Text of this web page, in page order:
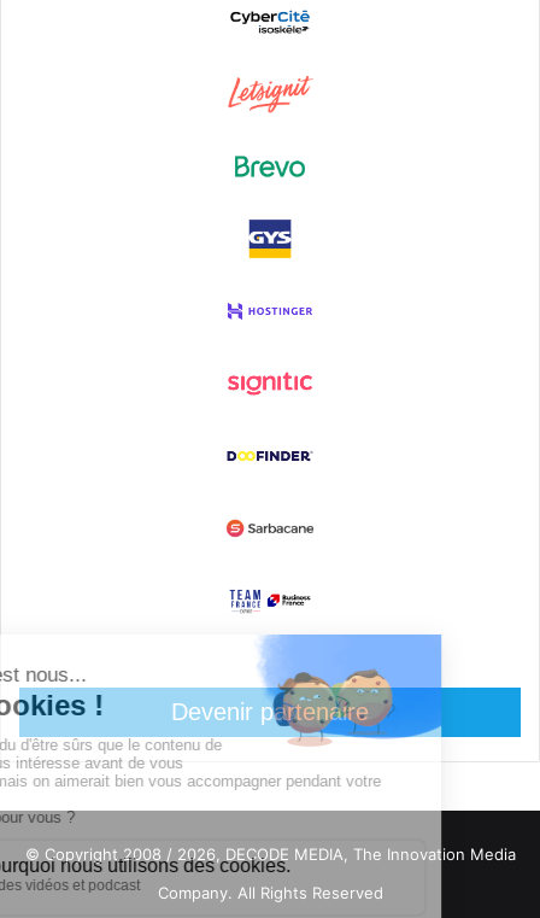
Devenir partenaire
© Copyright 2008 / 2026, DECODE MEDIA, The Innovation Media
Company. All Rights Reserved